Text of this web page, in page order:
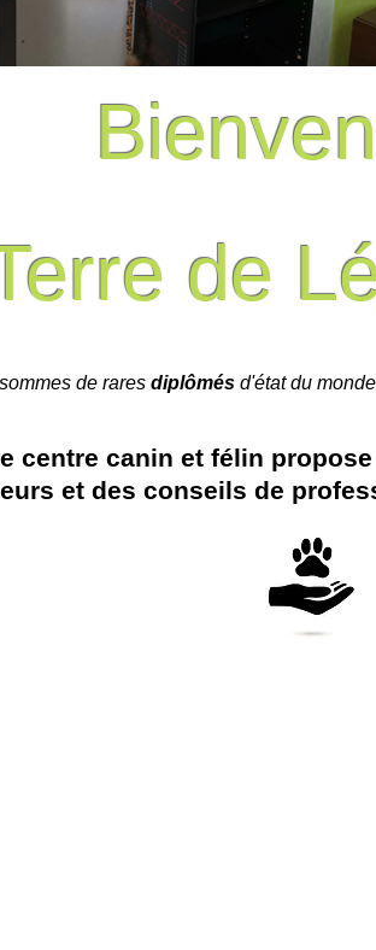
de
de rares diplômés d'état du
centre canin et félin
et des conseils de